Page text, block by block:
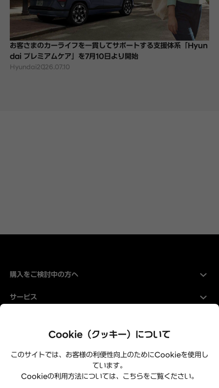
お客さまのカーライフを一貫してサポートする支援体系「Hyun
dai プレミアムケア」を7月10日より開始
Hyundai2026.07.10
購入をご検討中の方へ
サービス
Cookie（クッキー）について
このサイトでは、お客様の利便性向上のためにCookieを使用し
ています。
Cookieの利用方法については、こちらをご覧ください。